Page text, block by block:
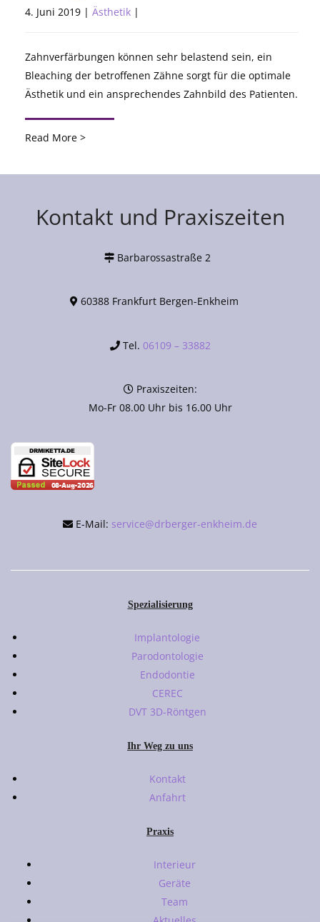
4. Juni 2019 | Ästhetik |
Zahnverfärbungen können sehr belastend sein, ein
Bleaching der betroffenen Zähne sorgt für die optimale
Ästhetik und ein ansprechendes Zahnbild des Patienten.
Read More >
Kontakt und Praxiszeiten
Barbarossastraße 2
60388 Frankfurt Bergen-Enkheim
Tel. 06109 – 33882
Praxiszeiten:
Mo-Fr 08.00 Uhr bis 16.00 Uhr
E-Mail: service@drberger-enkheim.de
Spezialisierung
Implantologie
Parodontologie
Endodontie
CEREC
DVT 3D-Röntgen
Ihr Weg zu uns
Kontakt
Anfahrt
Praxis
Interieur
Geräte
Team